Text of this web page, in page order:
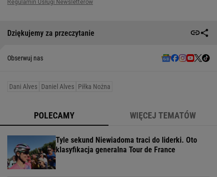
Dziękujemy za przeczytanie
Obserwuj nas
Dani Alves Daniel Alves Piłka Nożna
POLECAMY WIĘCEJ TEMATÓW
Tyle sekund Niewiadoma traci do liderki. Oto
klasyfikacja generalna Tour de France